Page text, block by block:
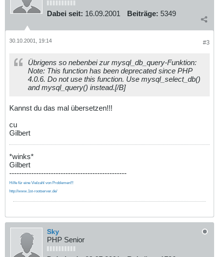
Dabei seit: 16.09.2001 Beiträge: 5349
#3
30.10.2001, 19:14
Übrigens so nebenbei zur mysql_db_query-Funktion:
Note: This function has been deprecated since PHP
4.0.6. Do not use this function. Use mysql_select_db()
and mysql_query() instead.[/B]
Kannst du das mal übersetzen!!!
cu
Gilbert
*winks*
Gilbert
------------------------------------------------
Hilfe für eine Vielzahl von Problemen!!!
http://www.1st-rootserver.de/
Sky
PHP Senior